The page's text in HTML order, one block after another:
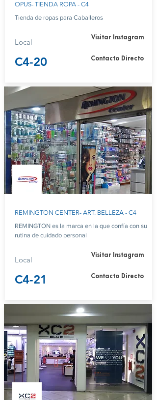
OPUS- TIENDA ROPA - C4
Tienda de ropas para Caballeros
Local
Visitar Instagram
C4-20 Contacto Directo
REMINGTON CENTER- ART. BELLEZA - C4
REMINGTON es la marca en la que confía con su
rutina de cuidado personal
Local
Visitar Instagram
C4-21 Contacto Directo